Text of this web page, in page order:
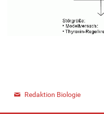
Redaktion Biologie